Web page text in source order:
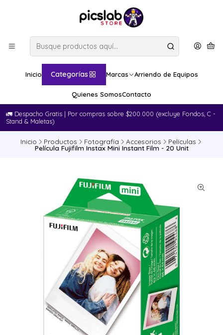
Inicio Categorías Marcas Arriendo de Equipos
Quienes SomosContacto
🚛​ Despacho Gratis | Por compras sobre $200.000 (excluye Fondos, C -
Stand & Maletas)
Inicio Productos Fotografía Accesorios Películas
Película Fujifilm Instax Mini Instant Film - 20 Unit